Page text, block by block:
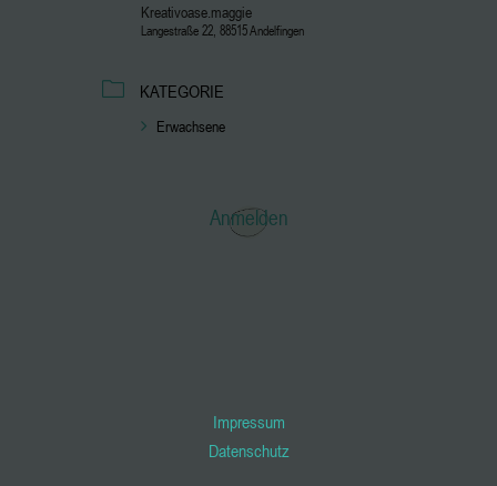
Kreativoase.maggie
Langestraße 22, 88515 Andelfingen
KATEGORIE
Erwachsene
Anmelden
Impressum
Datenschutz